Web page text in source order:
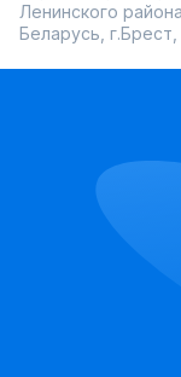
Ленинского
Беларусь, г.Брест,